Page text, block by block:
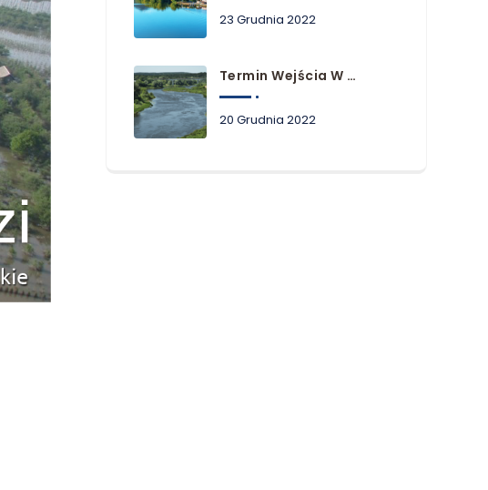
23 Grudnia 2022
Termin Wejścia W Życie Planów Zarządzania Ryzykiem Powodziowym
20 Grudnia 2022